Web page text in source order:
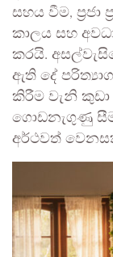
සහය වීම,
කාලය සහ
කරයි.
ඇති දේ
කිරීම වැනි කුඩා
ගොඩනැගුණු
අර්ථවත්